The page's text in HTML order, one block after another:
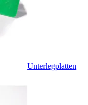
Unterlegplatten